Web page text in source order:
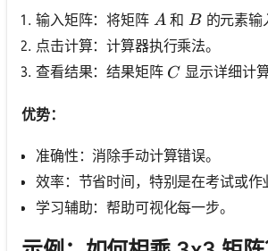
输入矩阵：将矩阵 A
A 和 B
B的元素输
点击计算：计算器执行乘法。
查看结果：结果矩阵 C
C 显示详细计算
优势：
准确性：消除手动计算错误。
效率：节省时间，特别是在考试或作
学习辅助：帮助可视化每一步。